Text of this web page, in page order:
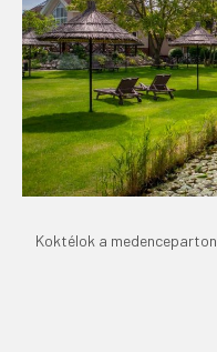
Koktélok a